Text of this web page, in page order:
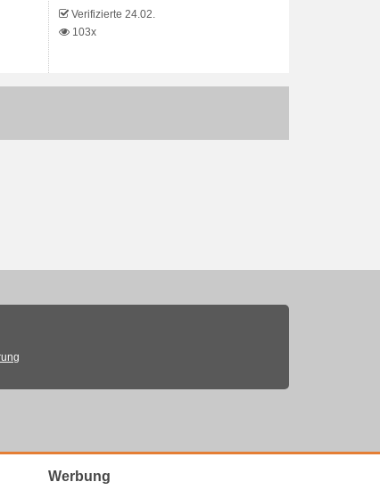
Verifizierte 24.02.
103x
Werbung